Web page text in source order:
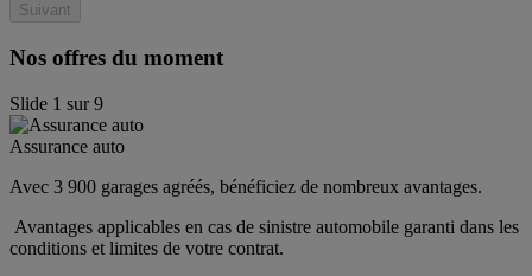
Suivant
Nos offres du moment
Slide 1 sur9
Assurance auto
Avec 3 900 garages agréés, bénéficiez de nombreux avantages.
Avantages applicables en cas de sinistre automobile garanti dans les
conditions et limites de votre contrat.